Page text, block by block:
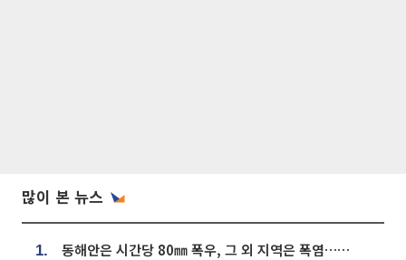
많이 본 뉴스
1. 동해안은 시간당 80㎜ 폭우, 그 외 지역은 폭염…‘극과 극 날씨’